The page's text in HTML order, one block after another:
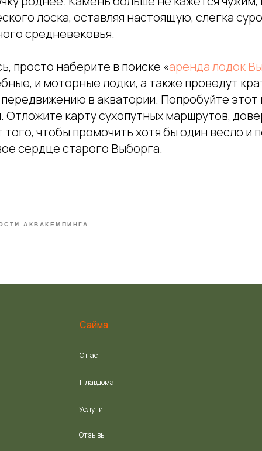
лоска, оставляя настоящую, слегка
средневековья.
просто наберите в поиске «аренда лодок
и моторные лодки, а также проведут
в акватории. Попробуйте этот
карту сухопутных маршрутов,
того, чтобы промочить хотя бы один весло и
сердце старого Выборга.
АКВАКЕМПИНГА
Сайма